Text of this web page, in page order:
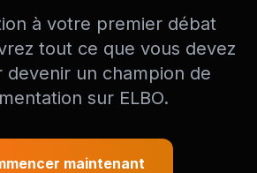
à votre premier débat
tout ce que vous devez
devenir un champion de
sur ELBO.
maintenant